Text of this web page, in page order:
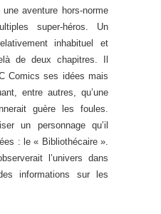
aventure hors-norme
super-héros. Un
inhabituel et
de deux chapitres. Il
Comics ses idées mais
entre autres, qu’une
guère les foules.
un personnage qu’il
: le « Bibliothécaire ».
l’univers dans
informations sur les